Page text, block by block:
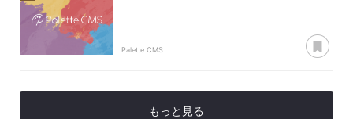
Palette CMS
もっと見る